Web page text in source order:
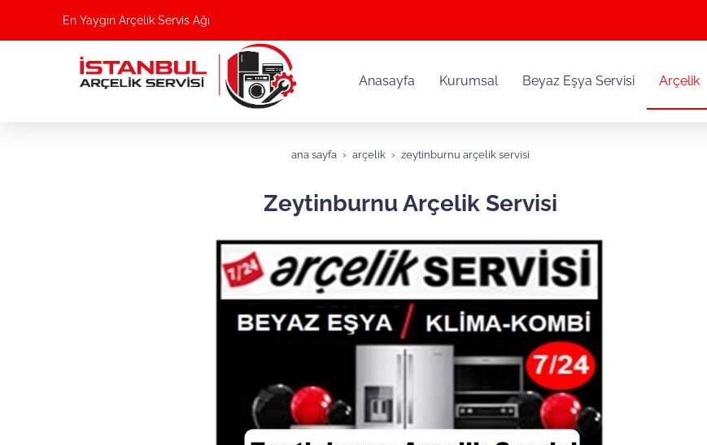
En Yaygın Arçelik Servis Ağı
Anasayfa Kurumsal Beyaz Eşya Servisi Arçelik
ana sayfa arçelik zeytinburnu arçelik servisi
Zeytinburnu Arçelik Servisi